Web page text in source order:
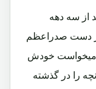
از سه دهه
در دست صدراعظم
میخواست خودش
را در گذشته